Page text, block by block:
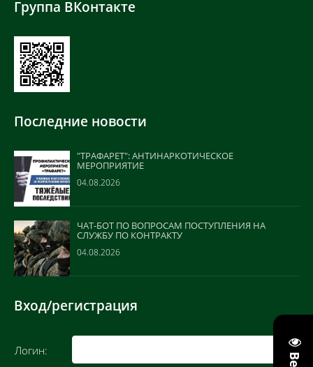
Группа ВКонтакте
Последние новости
"ТРАФАРЕТ": АНТИНАРКОТИЧЕСКОЕ
МЕРОПРИЯТИЕ
04.08.2026
ЧАТ-БОТ ПО ВОПРОСАМ ПОСТУПЛЕНИЯ НА
СЛУЖБУ ПО КОНТРАКТУ
04.08.2026
Вход/регистрация
Логин: